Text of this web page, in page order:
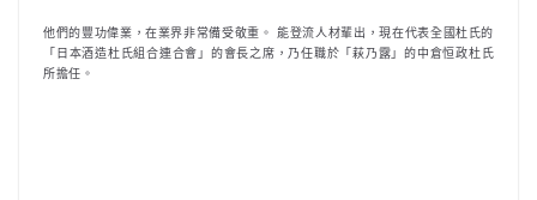
他們的豐功偉業，在業界非常備受敬重。 能登流人材輩出，現在代表全國杜氏的
「日本酒造杜氏組合連合會」的會長之席，乃任職於「萩乃露」的中倉恒政杜氏
所擔任。